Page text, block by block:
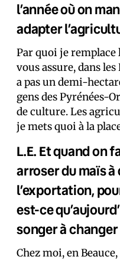
l’année où on
adapter
Par quoi je remplace
vous assure, dans
a pas un demi-
gens des Pyrénées-
de culture. Les
je mets quoi à la
L.E. Et quand on
arroser du maïs
l’exportation,
est-ce
songer à
Chez moi, en